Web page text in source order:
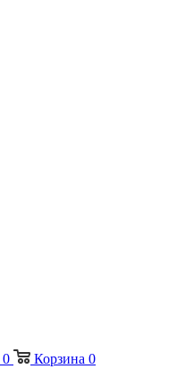
0 Корзина 0